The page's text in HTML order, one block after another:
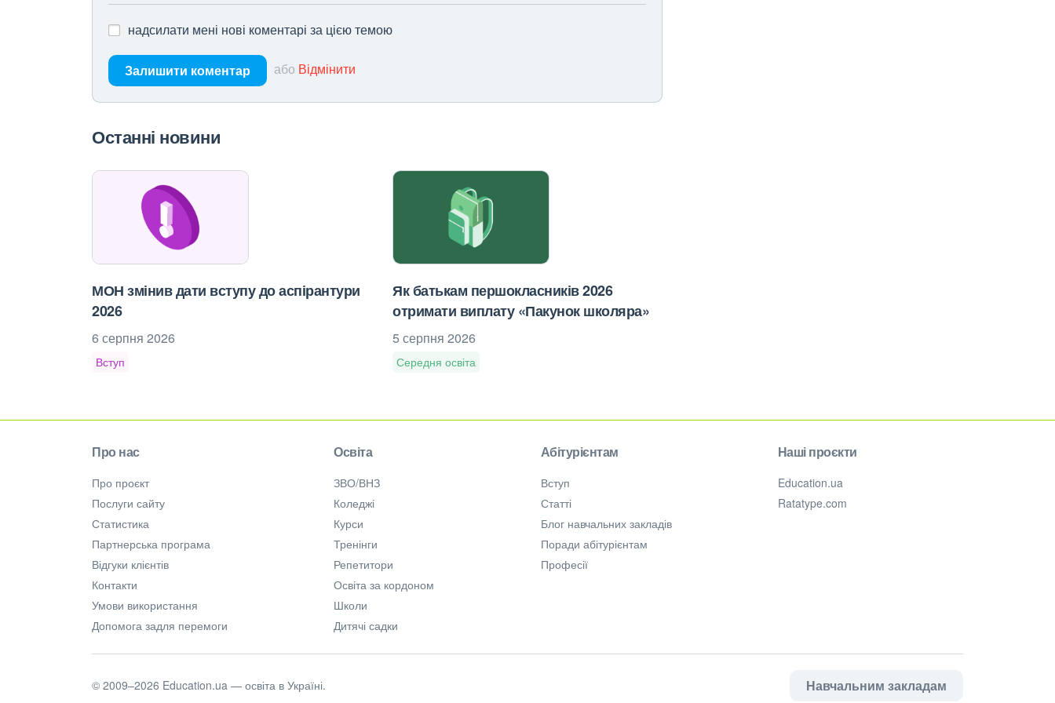
надсилати мені нові коментарі за цією темою
Залишити коментар або Відмінити
Останні новини
МОН змінив дати вступу до аспірантури
2026
6 серпня 2026
Вступ
Як батькам першокласників 2026
отримати виплату «Пакунок школяра»
5 серпня 2026
Середня освіта
Про нас
Про проєкт
Послуги сайту
Статистика
Партнерська програма
Відгуки клієнтів
Контакти
Умови використання
Допомога задля перемоги
Освіта
ЗВО/ВНЗ
Коледжі
Курси
Тренінги
Репетитори
Освіта за кордоном
Школи
Дитячі садки
Абітурієнтам
Вступ
Статті
Блог навчальних закладів
Поради абітурієнтам
Професії
Наші проєкти
Education.ua
Ratatype.com
Навчальним закладам
© 2009–2026 Education.ua — освіта в Україні.